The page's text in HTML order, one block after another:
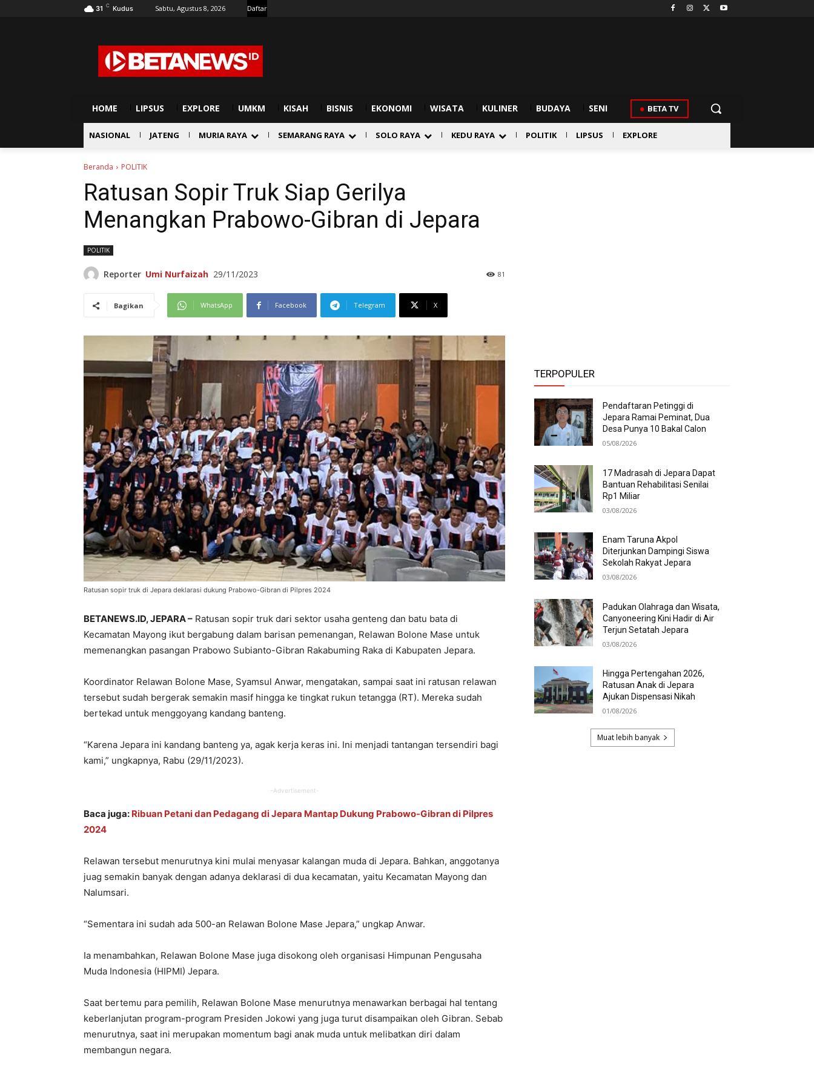
31 C Kudus Sabtu, Agustus 8, 2026 Daftar
HOME LIPSUS EXPLORE UMKM KISAH BISNIS EKONOMI WISATA KULINER BUDAYA SENI BETA TV
NASIONAL JATENG MURIA RAYA SEMARANG RAYA SOLO RAYA KEDU RAYA POLITIK LIPSUS EXPLORE
Beranda POLITIK
Ratusan Sopir Truk Siap Gerilya
Menangkan Prabowo-Gibran di Jepara
POLITIK
Reporter Umi Nurfaizah 29/11/2023 81
Bagikan WhatsApp Facebook Telegram X
Ratusan sopir truk di Jepara deklarasi dukung Prabowo-Gibran di Pilpres 2024
BETANEWS.ID, JEPARA – Ratusan sopir truk dari sektor usaha genteng dan batu bata di
Kecamatan Mayong ikut bergabung dalam barisan pemenangan, Relawan Bolone Mase untuk
memenangkan pasangan Prabowo Subianto-Gibran Rakabuming Raka di Kabupaten Jepara.
Koordinator Relawan Bolone Mase, Syamsul Anwar, mengatakan, sampai saat ini ratusan relawan
tersebut sudah bergerak semakin masif hingga ke tingkat rukun tetangga (RT). Mereka sudah
bertekad untuk menggoyang kandang banteng.
“Karena Jepara ini kandang banteng ya, agak kerja keras ini. Ini menjadi tantangan tersendiri bagi
kami,” ungkapnya, Rabu (29/11/2023).
-Advertisement-
Baca juga: Ribuan Petani dan Pedagang di Jepara Mantap Dukung Prabowo-Gibran di Pilpres
2024
Relawan tersebut menurutnya kini mulai menyasar kalangan muda di Jepara. Bahkan, anggotanya
juag semakin banyak dengan adanya deklarasi di dua kecamatan, yaitu Kecamatan Mayong dan
Nalumsari.
“Sementara ini sudah ada 500-an Relawan Bolone Mase Jepara,” ungkap Anwar.
Ia menambahkan, Relawan Bolone Mase juga disokong oleh organisasi Himpunan Pengusaha
Muda Indonesia (HIPMI) Jepara.
Saat bertemu para pemilih, Relawan Bolone Mase menurutnya menawarkan berbagai hal tentang
keberlanjutan program-program Presiden Jokowi yang juga turut disampaikan oleh Gibran. Sebab
menurutnya, saat ini merupakan momentum bagi anak muda untuk melibatkan diri dalam
membangun negara.
TERPOPULER
Pendaftaran Petinggi di
Jepara Ramai Peminat, Dua
Desa Punya 10 Bakal Calon
05/08/2026
17 Madrasah di Jepara Dapat
Bantuan Rehabilitasi Senilai
Rp1 Miliar
03/08/2026
Enam Taruna Akpol
Diterjunkan Dampingi Siswa
Sekolah Rakyat Jepara
03/08/2026
Padukan Olahraga dan Wisata,
Canyoneering Kini Hadir di Air
Terjun Setatah Jepara
03/08/2026
Hingga Pertengahan 2026,
Ratusan Anak di Jepara
Ajukan Dispensasi Nikah
01/08/2026
Muat lebih banyak